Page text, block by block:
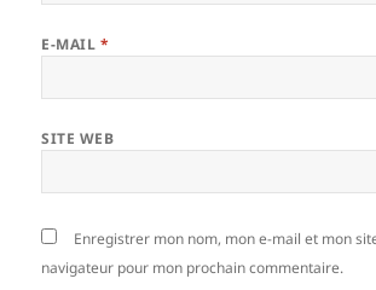
E-MAIL *
SITE WEB
Enregistrer mon nom, mon e-mail et mon
navigateur pour mon prochain commentaire.